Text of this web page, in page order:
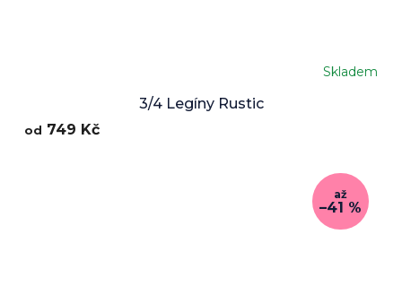
3/4 Legíny Rustic
Skladem
od 749 Kč
až
–41 %